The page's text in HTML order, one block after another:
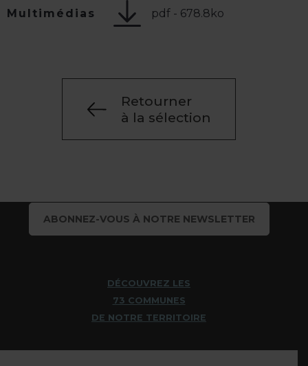
Multimédias pdf - 678.8ko
Retourner
à la sélection
ABONNEZ-VOUS À NOTRE NEWSLETTER
DÉCOUVREZ LES
73 COMMUNES
DE NOTRE TERRITOIRE